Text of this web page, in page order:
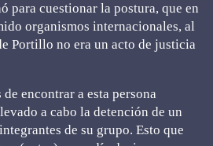
para cuestionar la postura, que en
organismos internacionales, al
Portillo no era un acto de justicia
encontrar a esta persona
a cabo la detención de un
de su grupo. Esto que